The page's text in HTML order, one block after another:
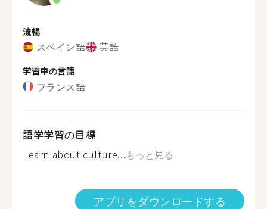
流暢
スペイン語 英語
学習中の言語
フランス語
語学学習の目標
Learn about culture...もっと見る
アプリをダウンロードする